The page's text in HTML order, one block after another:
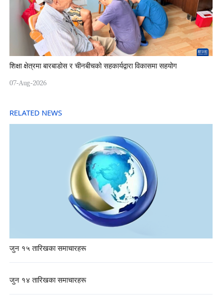
शिक्षा क्षेत्रमा बारबाडोस र चीनबीचको सहकार्यद्वारा विकासमा सहयोग
07-Aug-2026
RELATED NEWS
जुन १५ तारिखका समाचारहरू
जुन १४ तारिखका समाचारहरू